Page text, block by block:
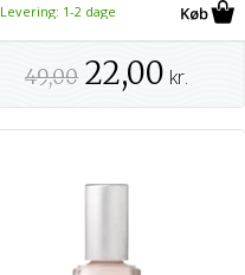
Levering: 1-2 dage
49,00 22,00 kr.